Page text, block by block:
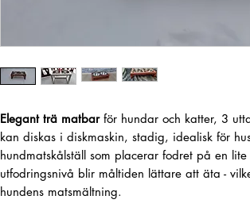
Elegant trä matbar för hundar och katter, 3
kan diskas i diskmaskin, stadig, idealisk för
hundmatskålställ som placerar fodret på en
utfodringsnivå blir måltiden lättare att äta -
hundens matsmältning.